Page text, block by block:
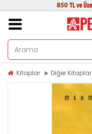
Kitaplar Diğer Kitaplar